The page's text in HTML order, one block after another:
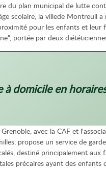
du plan municipal de lutte
scolaire, la villede Montreuil a
pour les enfants et leur
portée par deux
à domicile en
Grenoble, avec la CAF et
propose un service de
destiné principalement aux
précaires ayant des enfants